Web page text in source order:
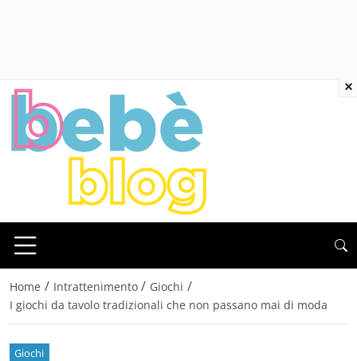
Home / Intrattenimento / Giochi /
I giochi da tavolo tradizionali che non passano mai di moda
Giochi
×